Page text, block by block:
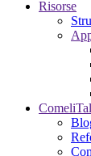
Risorse